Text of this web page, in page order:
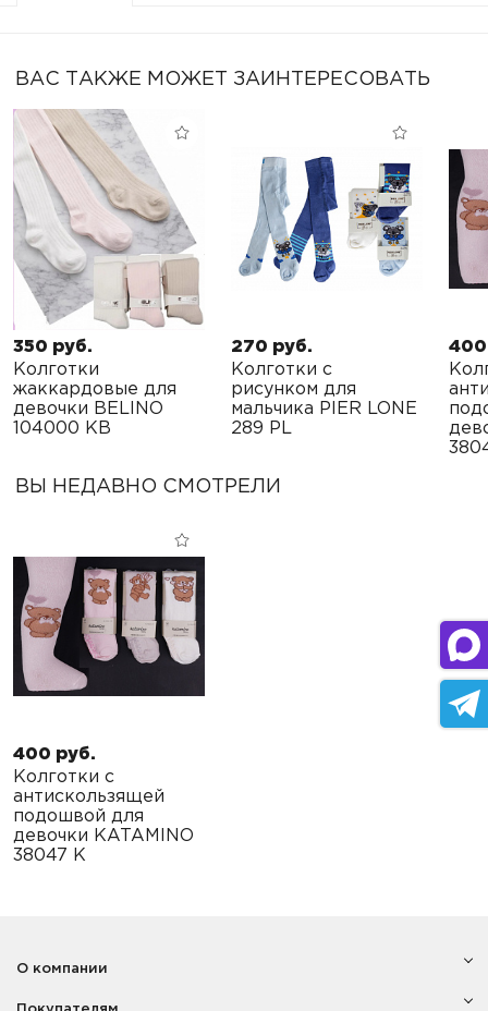
ВАС ТАКЖЕ МОЖЕТ ЗАИНТЕРЕСОВАТЬ
350 руб.
Колготки
жаккардовые для
девочки BELINO
104000 KB
270 руб.
Колготки с
рисунком для
мальчика PIER LONE
289 PL
400
ВЫ НЕДАВНО СМОТРЕЛИ
400 руб.
Колготки с
антискользящей
подошвой для
девочки KATAMINO
38047 K
О компании